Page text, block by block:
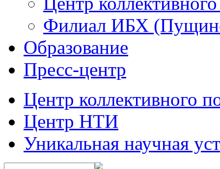
Филиал ИБХ
Образование
Пресс-центр
Центр коллективного
Центр НТИ
Уникальная научная